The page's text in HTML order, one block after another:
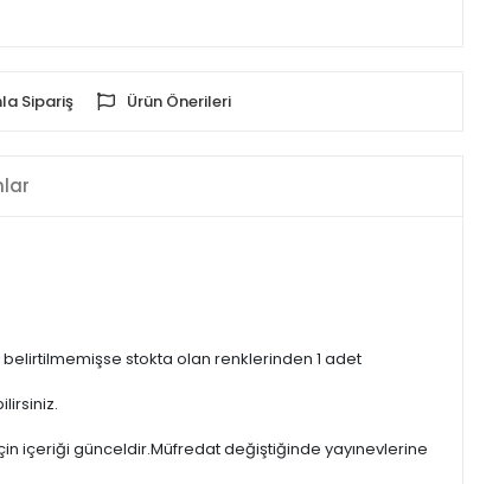
Sipariş Ürün Önerileri
belirtilmemişse stokta olan renklerinden 1 adet
içeriği günceldir.Müfredat değiştiğinde yayınevlerine